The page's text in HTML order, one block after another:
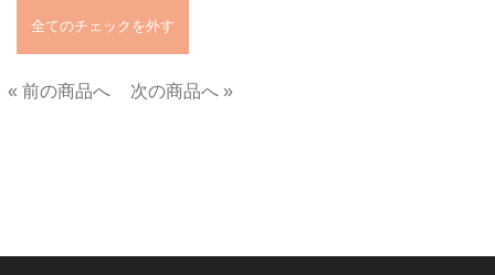
« 前の商品へ
次の商品へ »